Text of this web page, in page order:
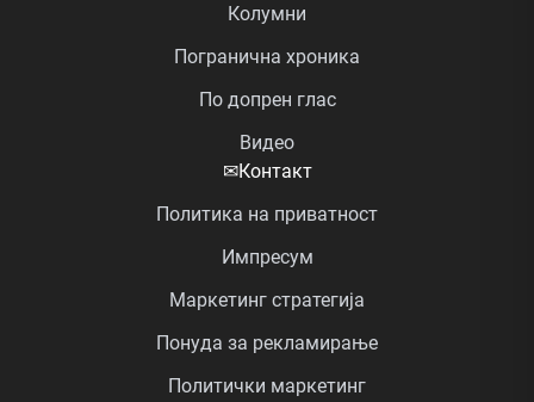
Колумни
Погранична хроника
По допрен глас
Видео
✉Контакт
Политика на приватност
Импресум
Маркетинг стратегија
Понуда за рекламирање
Политички маркетинг